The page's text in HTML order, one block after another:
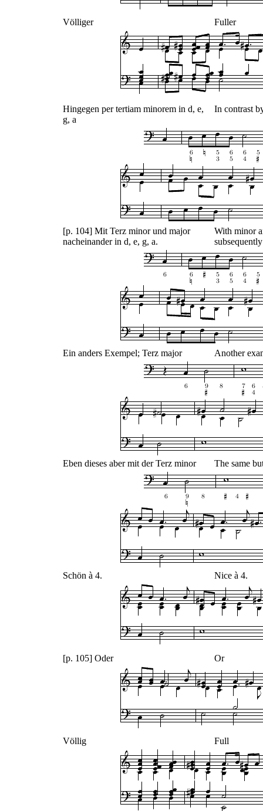
Völliger Fuller
Hingegen per tertiam minorem in d, e,
g, a
In contrast
[p. 104] Mit Terz minor und major
nacheinander in d, e, g, a.
With minor
Ein anders Exempel; Terz major Another
Eben dieses aber mit der Terz minor The same
Schön à 4. Nice à 4.
[p. 105] Oder Or
Völlig Full